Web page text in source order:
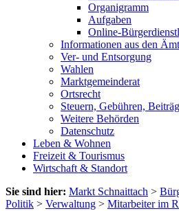
Organigramm
Aufgaben
Online-
Informationen aus den
Ver- und Entsorgung
Wahlen
Marktgemeinderat
Ortsrecht
Steuern, Gebühren,
Weitere Behörden
Datenschutz
Leben & Wohnen
Freizeit & Tourismus
Wirtschaft & Standort
Sie sind hier: Markt Schnaittach >
Politik > Verwaltung > Mitarbeiter im